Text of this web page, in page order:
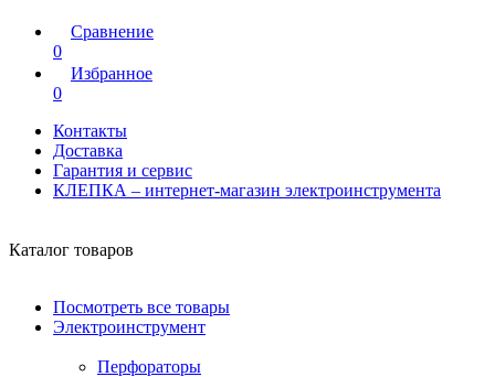
Сравнение
0
Избранное
0
Контакты
Доставка
Гарантия и сервис
КЛЕПКА – интернет-магазин электроинструмента
Каталог товаров
Посмотреть все товары
Электроинструмент
Перфораторы